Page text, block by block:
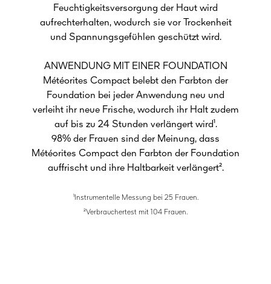
Feuchtigkeitsversorgung der Haut wird
aufrechterhalten, wodurch sie vor Trockenheit
und Spannungsgefühlen geschützt wird.
ANWENDUNG MIT EINER FOUNDATION
Météorites Compact belebt den Farbton der
Foundation bei jeder Anwendung neu und
verleiht ihr neue Frische, wodurch ihr Halt zudem
auf bis zu 24 Stunden verlängert wird¹.
98% der Frauen sind der Meinung, dass
Météorites Compact den Farbton der Foundation
auffrischt und ihre Haltbarkeit verlängert².
¹Instrumentelle Messung bei 25 Frauen.
²Verbrauchertest mit 104 Frauen.